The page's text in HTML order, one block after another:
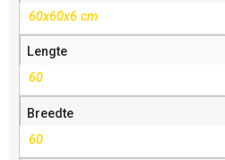
60x60x6 cm
Lengte
60
Breedte
60